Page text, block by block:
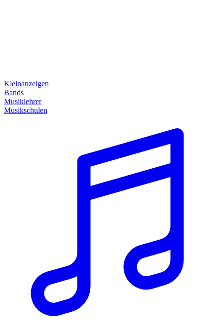
Kleinanzeigen
Bands
Musiklehrer
Musikschulen